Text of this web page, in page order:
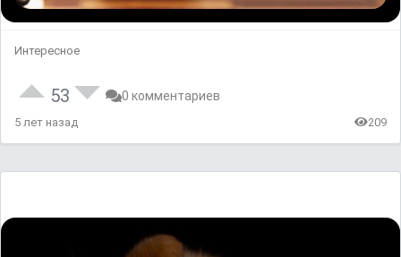
Интересное
53 0 комментариев
5 лет назад 209